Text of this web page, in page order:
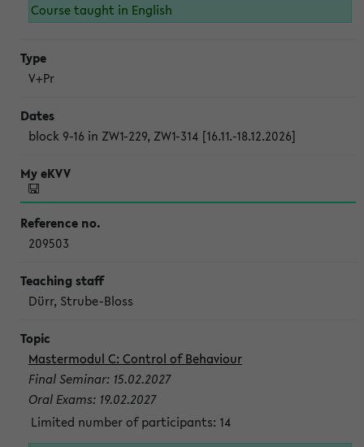
Course taught in English
V+Pr
block 9-16 in ZW1-229, ZW1-314 [16.11.-18.12.2026]
209503
Dürr, Strube-Bloss
Mastermodul C: Control of Behaviour
Final Seminar: 15.02.2027
Oral Exams: 19.02.2027
Limited number of participants: 14